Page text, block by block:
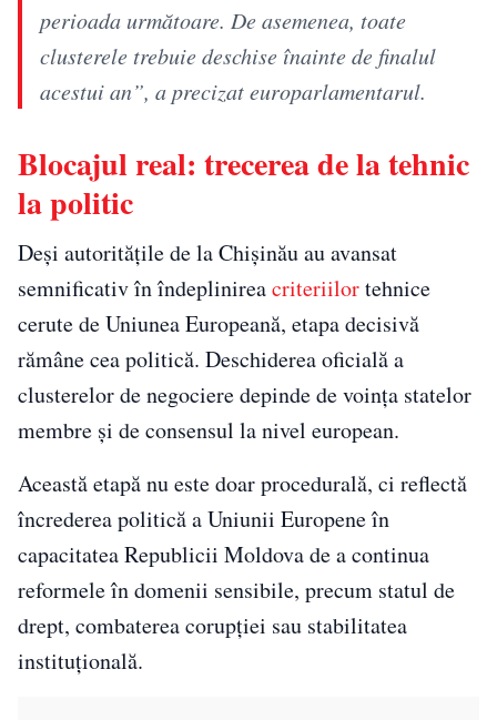
perioada următoare. De asemenea, toate
clusterele trebuie deschise înainte de finalul
acestui an”, a precizat europarlamentarul.
Blocajul real: trecerea de la tehnic
la politic
Deși autoritățile de la Chișinău au avansat
semnificativ în îndeplinireacriteriilortehnice
cerute de Uniunea Europeană, etapa decisivă
rămâne cea politică. Deschiderea oficială a
clusterelor de negociere depinde de voința statelor
membre și de consensul la nivel european.
Această etapă nu este doar procedurală, ci reflectă
încrederea politică a Uniunii Europene în
capacitatea Republicii Moldova de a continua
reformele în domenii sensibile, precum statul de
drept, combaterea corupției sau stabilitatea
instituțională.